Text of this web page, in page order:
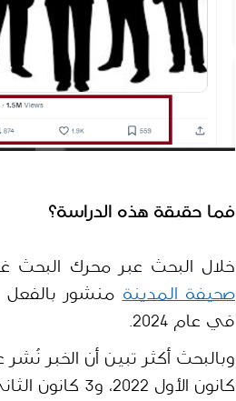
فما حقيقة هذه الدراسة؟
خلال البحث عبر محرك
صحيفة المدينة
في عام 2024.
كانون الأول 2022، و3 كانون الثاني 2023.